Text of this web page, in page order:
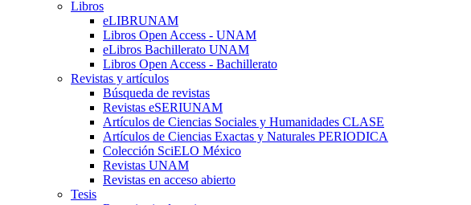
Libros
eLIBRUNAM
Libros Open Access - UNAM
eLibros Bachillerato UNAM
Libros Open Access - Bachillerato
Revistas y artículos
Búsqueda de revistas
Revistas eSERIUNAM
Artículos de Ciencias Sociales y Humanidades CLASE
Artículos de Ciencias Exactas y Naturales PERIODICA
Colección SciELO México
Revistas UNAM
Revistas en acceso abierto
Tesis